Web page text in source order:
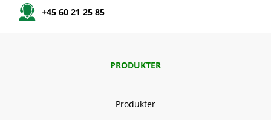
+45 60 21 25 85
PRODUKTER
Produkter